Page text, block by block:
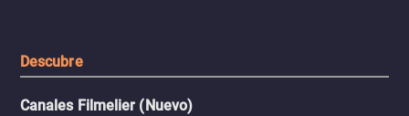
Descubre
Canales Filmelier (Nuevo)